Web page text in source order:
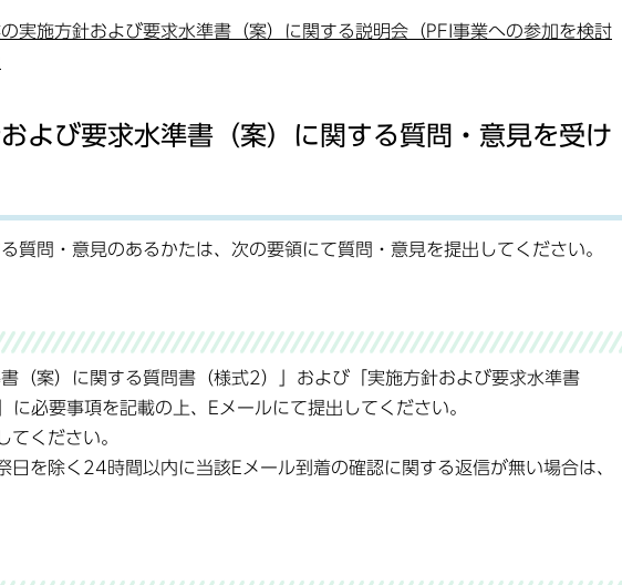
実施方針および要求水準書（案）に関する説明会（PFI事業への参加を検討
よび要求水準書（案）に関する質問・意見を受け
質問・意見のあるかたは、次の要領にて質問・意見を提出してください。
（案）に関する質問書（様式2）」および「実施方針および要求水準書
に必要事項を記載の上、Eメールにて提出してください。
てください。
日を除く24時間以内に当該Eメール到着の確認に関する返信が無い場合は、